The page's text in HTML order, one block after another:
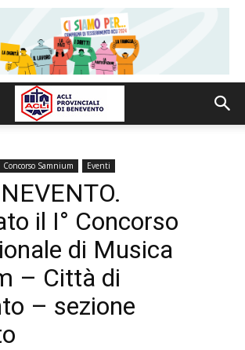
Concorso Samnium Eventi
il I° Concorso
di Musica
– Città di
– sezione